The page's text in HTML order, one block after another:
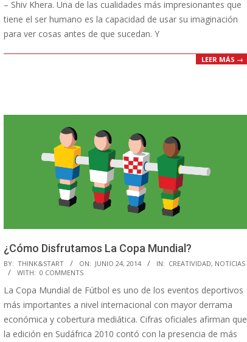
– Shiv Khera. Una de las cualidades más impresionantes que
tiene el ser humano es la capacidad de usar su imaginación
para ver cosas antes de que sucedan. Y
LEER MÁS →
¿Cómo Disfrutamos La Copa Mundial?
2014-
06-
24
BY: THINK&START ON: JUNIO 24, 2014 IN: CREATIVIDAD, NOTICIAS
WITH: 0 COMMENTS
La Copa Mundial de Fútbol es uno de los eventos deportivos
más importantes a nivel internacional con mayor derrama
económica y cobertura mediática. Cifras oficiales afirman que
la edición en Sudáfrica 2010 contó con la presencia de más